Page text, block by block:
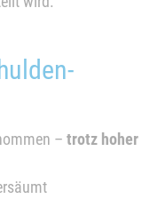
–trotz hoher